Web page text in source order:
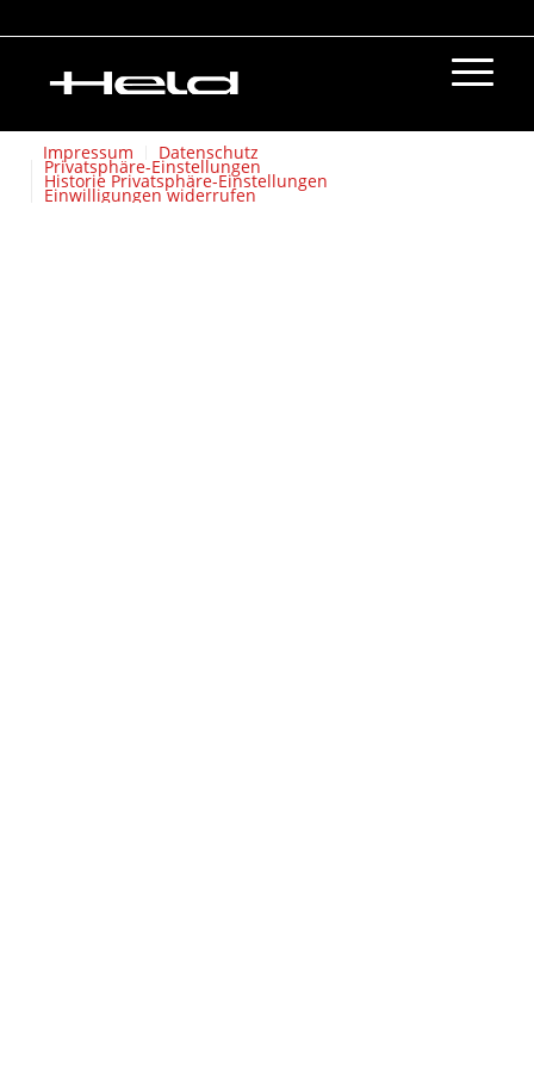
Impressum Datenschutz
Privatsphäre-Einstellungen
Historie Privatsphäre-Einstellungen
Einwilligungen widerrufen